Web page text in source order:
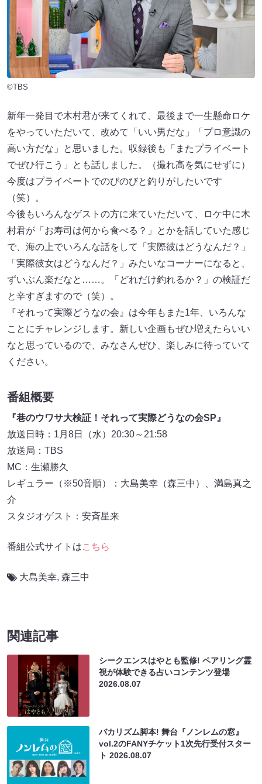
©TBS
新年一発目で木村君が来てくれて、最後まで一生懸命ロケ
をやっていただいて、改めて「いい男だな」「プロ意識の
高い方だな」と思いました。収録後も「またプライベート
でぜひ行こう」とも話しました。（撮れ高を気にせずに）
今度はプライベートでのびのびと釣りがしたいです
（笑）。
今後もいろんなゲストの方に来ていただいて、ロケ中に木
村君が「お寿司は何から食べる？」とかを話していた感じ
で、海の上でいろんな話をして「実際彼はどうなんだ？」
「実際彼女はどうなんだ？」みたいなコーナーになると、
ずいぶん楽だなと……。「どれだけ釣れるか？」の検証だ
と辛すぎますので（笑）。
『それって実際どうなの会』は今年もまた1年、いろんな
ことにチャレンジします。新しい企画もぜひ増えたらいい
なと思っているので、みなさんぜひ、楽しみに待っていて
ください。
番組概要
『巷のウワサ大検証！それって実際どうなの会SP』
放送日時：1月8日（水）20:30～21:58
放送局：TBS
MC：生瀬勝久
レギュラー（※50音順）：大島美幸（森三中）、満島真之
介
スタジオゲスト：安斉星来
番組公式サイトはこちら
大島美幸, 森三中
関連記事
シークエンスはやとも監修! ペアリング霊
視が体験できる占いコンテンツ登場
2026.08.07
バカリズム脚本! 舞台『ノンレムの窓』
vol.2のFANYチケット1次先行受付スター
ト2026.08.07